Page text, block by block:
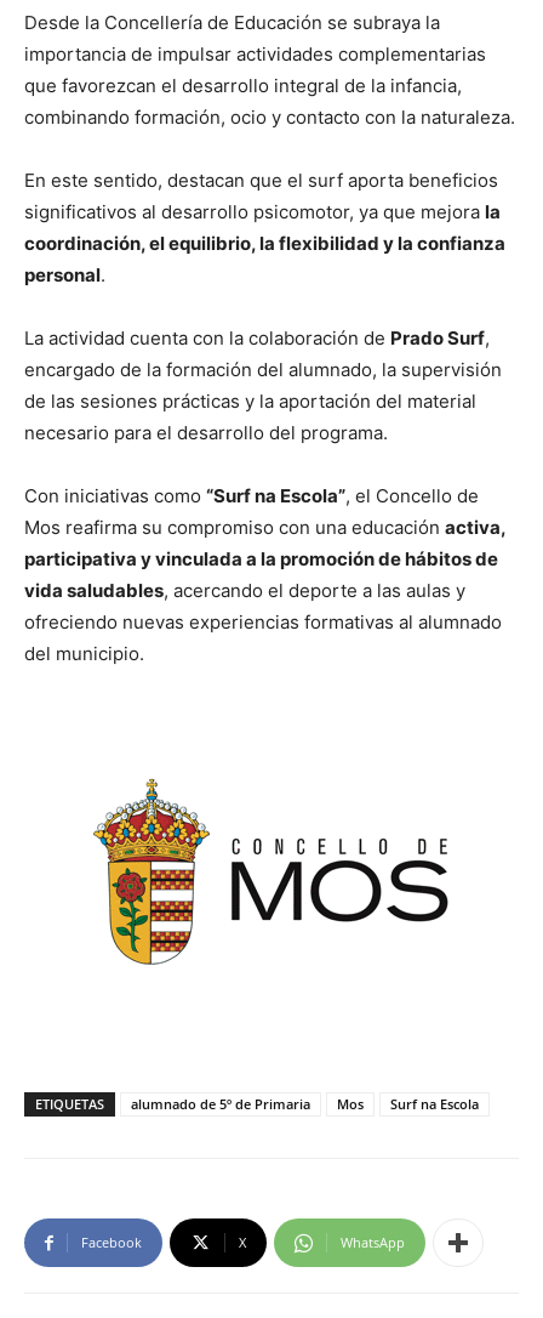
Desde la Concellería de Educación se subraya la
importancia de impulsar actividades complementarias
que favorezcan el desarrollo integral de la infancia,
combinando formación, ocio y contacto con la naturaleza.
En este sentido, destacan que el surf aporta beneficios
significativos al desarrollo psicomotor, ya que mejora la
coordinación, el equilibrio, la flexibilidad y la confianza
personal.
La actividad cuenta con la colaboración de Prado Surf,
encargado de la formación del alumnado, la supervisión
de las sesiones prácticas y la aportación del material
necesario para el desarrollo del programa.
Con iniciativas como “Surf na Escola”, el Concello de
Mos reafirma su compromiso con una educación activa,
participativa y vinculada a la promoción de hábitos de
vida saludables, acercando el deporte a las aulas y
ofreciendo nuevas experiencias formativas al alumnado
del municipio.
ETIQUETAS alumnado de 5º de Primaria Mos Surf na Escola
Facebook X WhatsApp